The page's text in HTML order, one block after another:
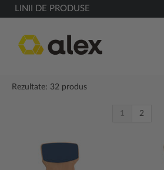
LINII DE PRODUSE
Rezultate: 32 produs
1 2